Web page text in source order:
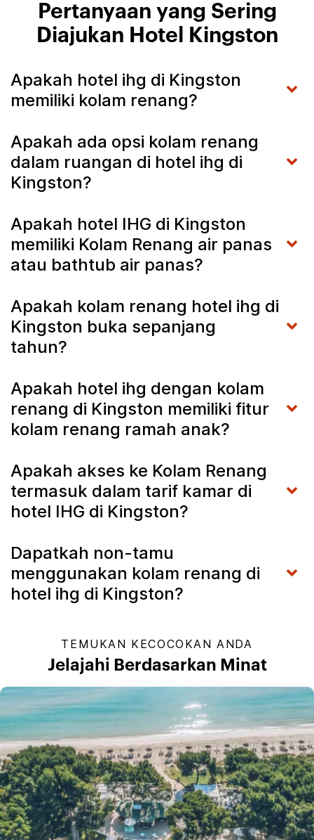
Pertanyaan yang Sering
Diajukan Hotel Kingston
Apakah hotel ihg di Kingston
memiliki kolam renang?
Apakah ada opsi kolam renang
dalam ruangan di hotel ihg di
Kingston?
Apakah hotel IHG di Kingston
memiliki Kolam Renang air panas
atau bathtub air panas?
Apakah kolam renang hotel ihg di
Kingston buka sepanjang
tahun?
Apakah hotel ihg dengan kolam
renang di Kingston memiliki fitur
kolam renang ramah anak?
Apakah akses ke Kolam Renang
termasuk dalam tarif kamar di
hotel IHG di Kingston?
Dapatkah non-tamu
menggunakan kolam renang di
hotel ihg di Kingston?
TEMUKAN KECOCOKAN ANDA
Jelajahi Berdasarkan Minat